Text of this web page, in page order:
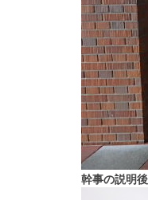
幹事の説明